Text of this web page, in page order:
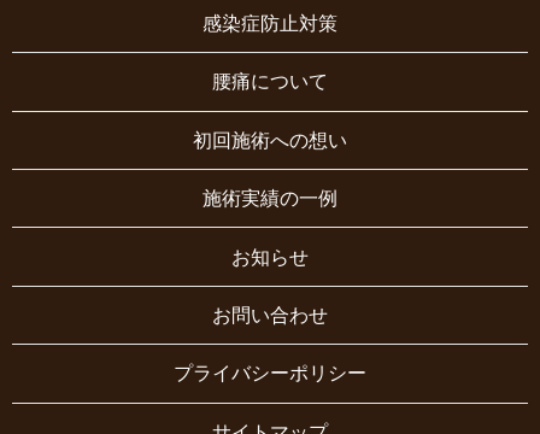
感染症防止対策
腰痛について
初回施術への想い
施術実績の一例
お知らせ
お問い合わせ
プライバシーポリシー